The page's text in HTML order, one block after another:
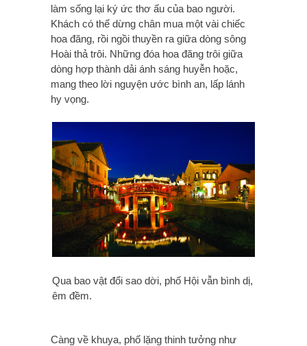
làm sống lại ký ức thơ ấu của bao người.
Khách có thể dừng chân mua một vài chiếc
hoa đăng, rồi ngồi thuyền ra giữa dòng sông
Hoài thả trôi. Những đóa hoa đăng trôi giữa
dòng hợp thành dải ánh sáng huyễn hoặc,
mang theo lời nguyện ước bình an, lấp lánh
hy vọng.
Qua bao vật đổi sao dời, phố Hội vẫn bình dị,
êm đềm.
Càng về khuya, phố lặng thinh tưởng như